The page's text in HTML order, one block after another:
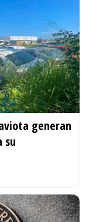
generan
su